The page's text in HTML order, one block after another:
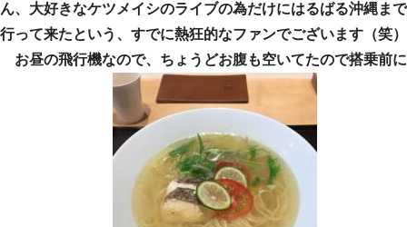
ん、大好きなケツメイシのライブの為だけにはるばる沖縄まで
行って来たという、すでに熱狂的なファンでございます（笑）
お昼の飛行機なので、ちょうどお腹も空いてたので搭乗前に